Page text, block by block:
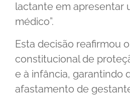
lactante em apresentar
médico”.
Esta decisão reafirmou
constitucional de
e à infância, garantindo
afastamento de